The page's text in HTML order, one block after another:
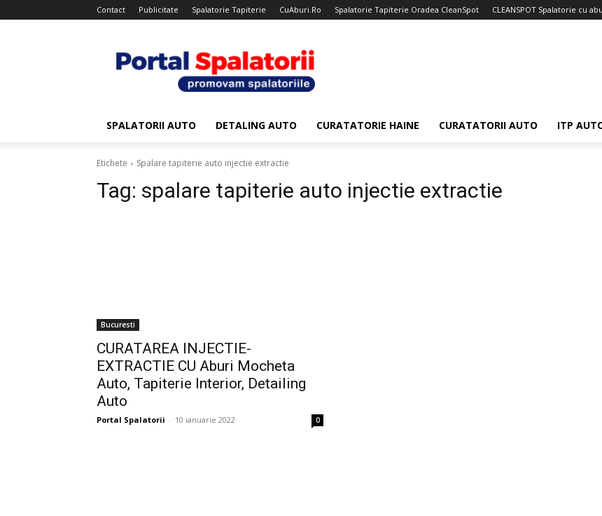
Contact Publicitate Spalatorie Tapiterie CuAburi.Ro Spalatorie Tapiterie Oradea CleanSpot CLEANSPOT Spalatorie cu
Spalatorii
SPALATORII AUTO DETALING AUTO CURATATORIE HAINE CURATATORII AUTO ITP
Etichete Spalare tapiterie auto injectie extractie
Tag: spalare tapiterie auto injectie extractie
Bucuresti
CURATAREA INJECTIE-
EXTRACTIE CU Aburi Mocheta
Auto, Tapiterie Interior, Detailing
Auto
Portal Spalatorii - 10 ianuarie 2022 0